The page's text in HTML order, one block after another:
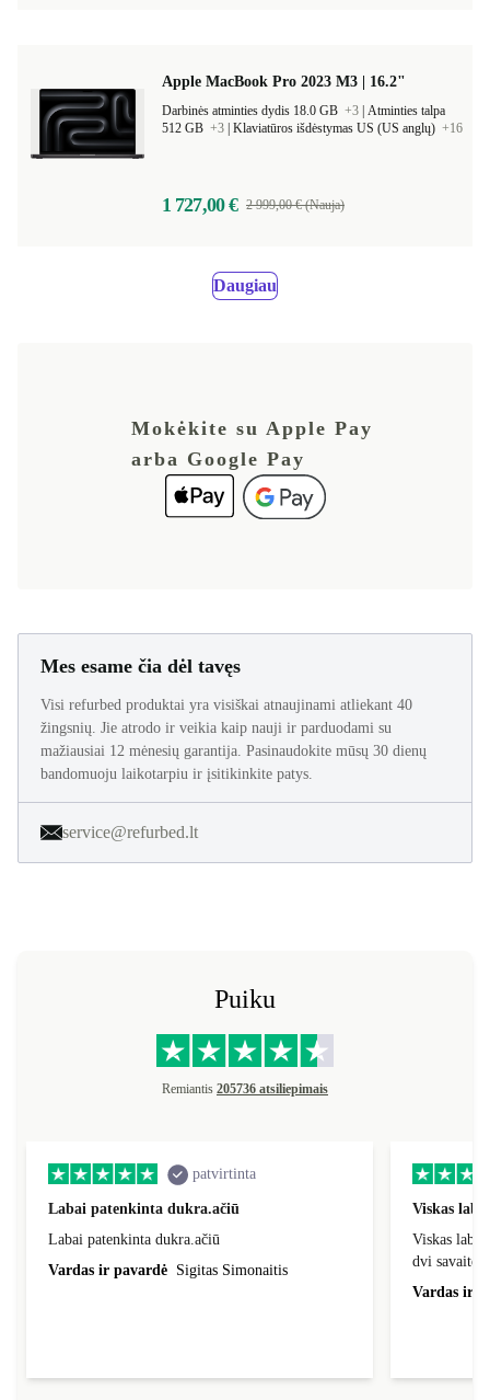
Apple MacBook Pro 2023 M3 | 16.2"
Darbinės atminties dydis 18.0 GB +3 Atminties talpa
512 GB +3 Klaviatūros išdėstymas US (US anglų) +16
1 727,00 € 2 999,00 € (Nauja)
Daugiau
Mokėkite su Apple Pay
arba Google Pay
Mes esame čia dėl tavęs
Visi refurbed produktai yra visiškai atnaujinami atliekant 40
žingsnių. Jie atrodo ir veikia kaip nauji ir parduodami su
mažiausiai 12 mėnesių garantija. Pasinaudokite mūsų 30 dienų
bandomuoju laikotarpiu ir įsitikinkite patys.
service@refurbed.lt
Puiku
Remiantis 205736 atsiliepimais
patvirtinta
Labai patenkinta dukra.ačiū
Labai patenkinta dukra.ačiū
Vardas ir pavardė Sigitas Simonaitis
Viskas
Viskas
dvi
Vardas ir